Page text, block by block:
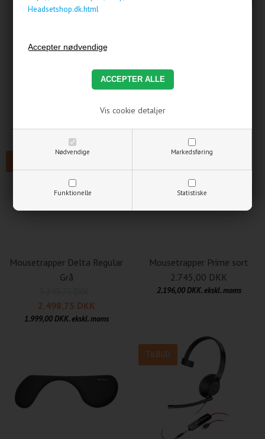
Headsetshop.dk.html
Nødvendige Markedsføring
Funktionelle Statistiske
Vis cookie detaljer
Mousetrapper Active
486,00 DKK. ekskl. moms
Mousetrapper Delta
Mousetrapper Delta Regular
Grå
2.498,75 DKK
1.999,00 DKK. ekskl. moms
Mousetrapper Prime sort
2.745,00 DKK
2.196,00 DKK. ekskl. moms
TILBUD